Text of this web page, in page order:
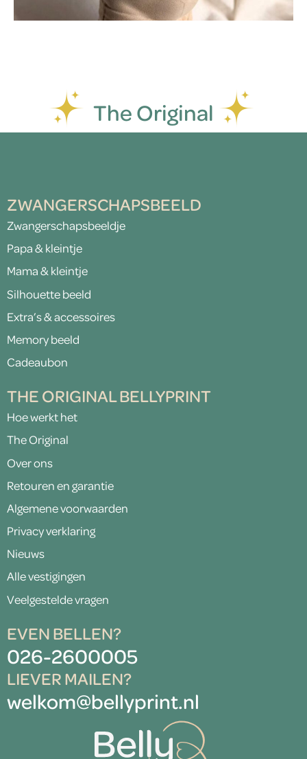
The Original
ZWANGERSCHAPSBEELD
Zwangerschapsbeeldje
Papa & kleintje
Mama & kleintje
Silhouette beeld
Extra’s & accessoires
Memory beeld
Cadeaubon
THE ORIGINAL BELLYPRINT
Hoe werkt het
The Original
Over ons
Retouren en garantie
Algemene voorwaarden
Privacy verklaring
Nieuws
Alle vestigingen
Veelgestelde vragen
EVEN BELLEN?
026-2600005
LIEVER MAILEN?
welkom@bellyprint.nl